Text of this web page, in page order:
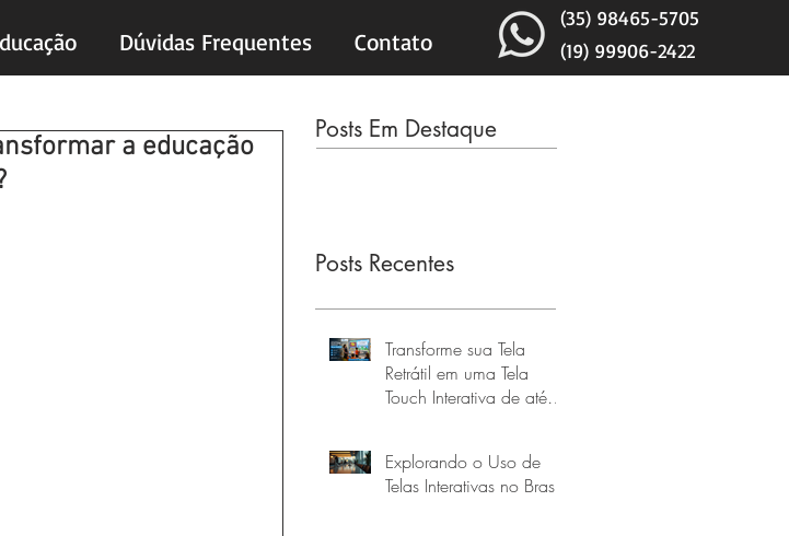
Dúvidas Frequentes Contato
(35) 98465-5705
(19) 99906-2422
a educação
Posts Em Destaque
Posts Recentes
Transforme sua Tela
Retrátil em uma Tela
Touch Interativa de até
Explorando o Uso de
Telas Interativas no Brasil